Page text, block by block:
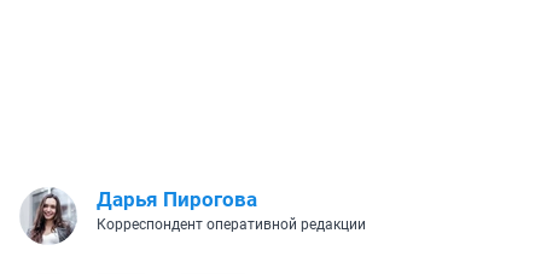
Дарья Пирогова
Корреспондент оперативной редакции